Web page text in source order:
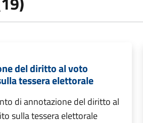
del diritto al voto
tessera elettorale
di annotazione del diritto al
sulla tessera elettorale